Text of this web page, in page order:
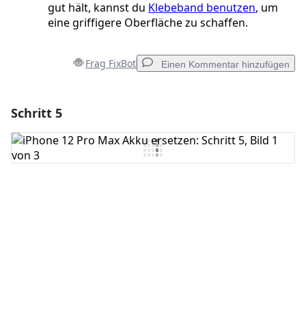
gut hält, kannst du Klebeband benutzen, um
eine griffigere Oberfläche zu schaffen.
Frag FixBot Einen Kommentar hinzufügen
Kommentar hinzufügen
Schritt 5